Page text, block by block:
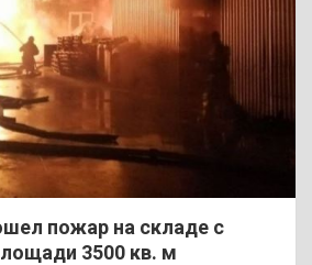
пожар на складе с
3500 кв. м